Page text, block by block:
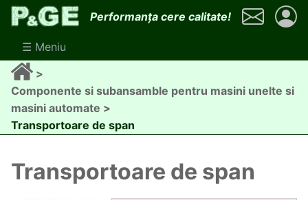
Mergi
conţinutul
principal
Performanța cere calitate!
☰ Meniu
Breadcrumb
Componente si subansamble pentru masini unelte si
masini automate
Transportoare de span
Transportoare de span